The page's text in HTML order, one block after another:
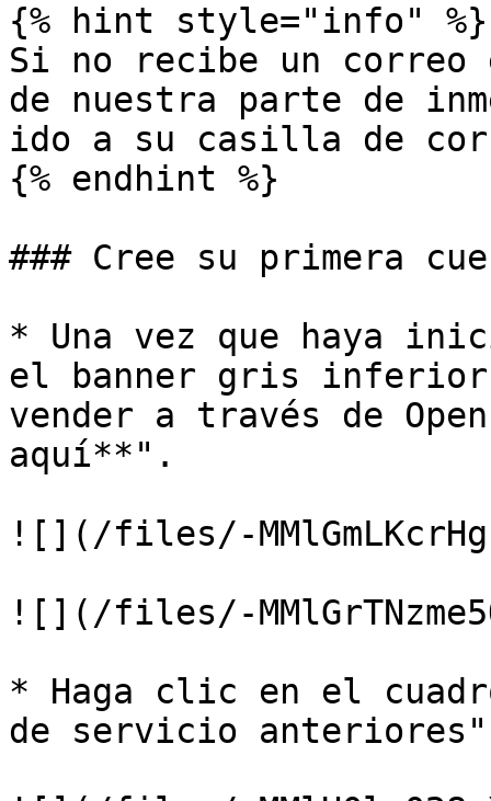
{% hint style="info" %}
Si no recibe un correo
de nuestra parte de
ido a su casilla de
{% endhint %}
### Cree su primera
* Una vez que haya
el banner gris inferior
vender a través de
aquí**".
![](/files/-
![](/files/-
* Haga clic en el
de servicio anteriores"